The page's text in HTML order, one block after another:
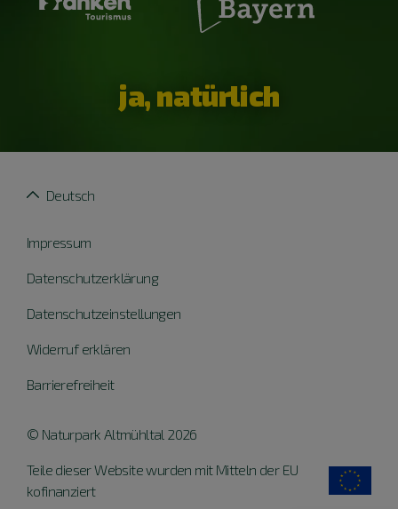
ja, natürlich
Impressum
Datenschutzerklärung
Datenschutzeinstellungen
Widerruf erklären
Barrierefreiheit
Deutsch
© Naturpark Altmühltal 2026
Teile dieser Website wurden mit Mitteln der EU
kofinanziert